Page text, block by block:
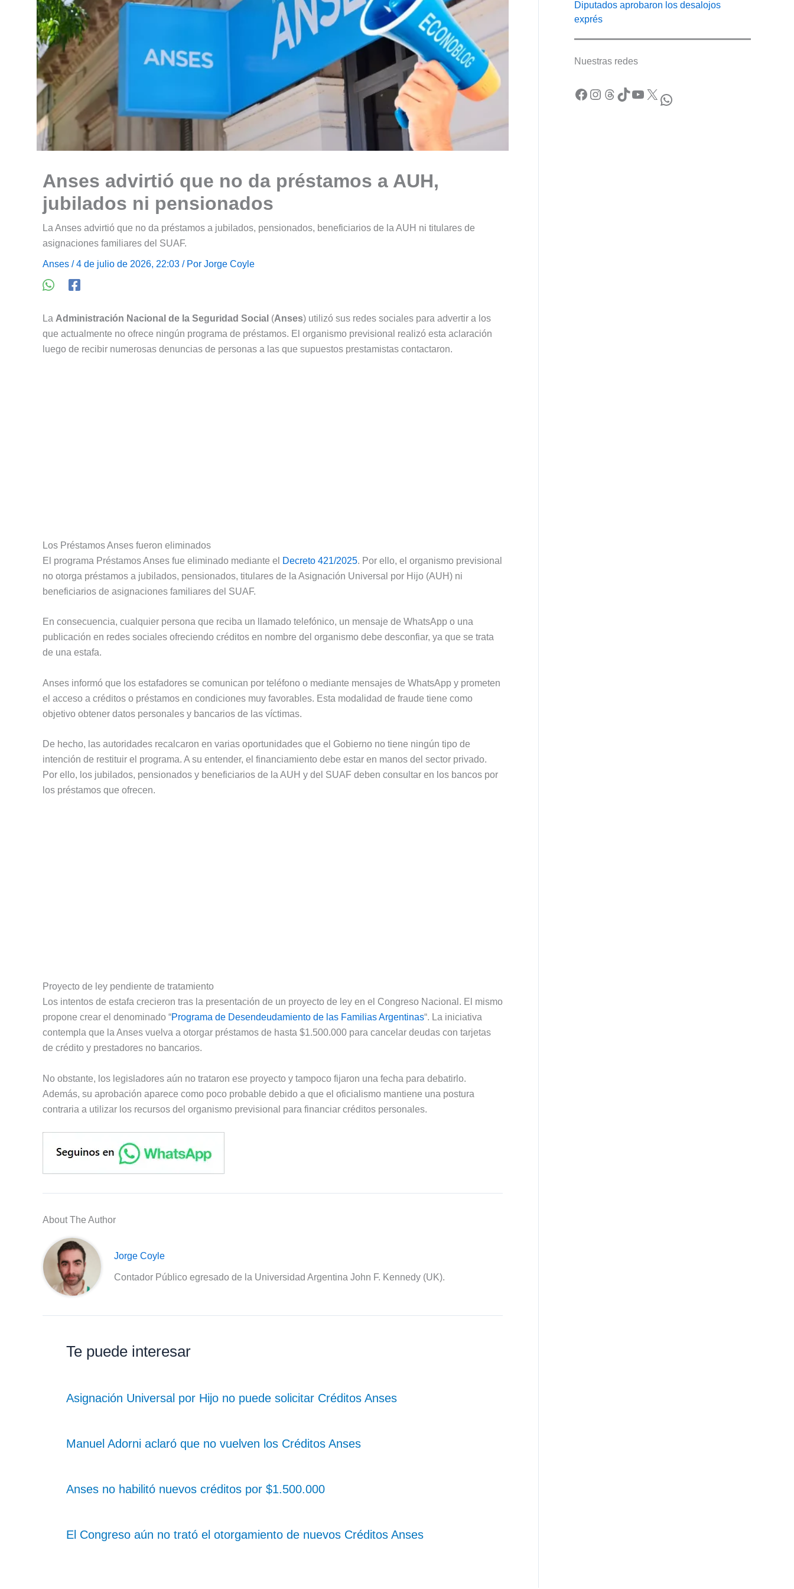
Anses advirtió que no da préstamos a AUH,
jubilados ni pensionados
La Anses advirtió que no da préstamos a jubilados, pensionados, beneficiarios de la AUH ni titulares de
asignaciones familiares del SUAF.
Anses / 4 de julio de 2026, 22:03 / Por Jorge Coyle
La Administración Nacional de la Seguridad Social (Anses) utilizó sus redes sociales para advertir a los
que actualmente no ofrece ningún programa de préstamos. El organismo previsional realizó esta aclaración
luego de recibir numerosas denuncias de personas a las que supuestos prestamistas contactaron.
Los Préstamos Anses fueron eliminados
El programa Préstamos Anses fue eliminado mediante el
Decreto 421/2025. Por ello, el organismo previsional
no otorga préstamos a jubilados, pensionados, titulares de la Asignación Universal por Hijo (AUH) ni
beneficiarios de asignaciones familiares del SUAF.
En consecuencia, cualquier persona que reciba un llamado telefónico, un mensaje de WhatsApp o una
publicación en redes sociales ofreciendo créditos en nombre del organismo debe desconfiar, ya que se trata
de una estafa.
Anses informó que los estafadores se comunican por teléfono o mediante mensajes de WhatsApp y prometen
el acceso a créditos o préstamos en condiciones muy favorables. Esta modalidad de fraude tiene como
objetivo obtener datos personales y bancarios de las víctimas.
De hecho, las autoridades recalcaron en varias oportunidades que el Gobierno no tiene ningún tipo de
intención de restituir el programa. A su entender, el financiamiento debe estar en manos del sector privado.
Por ello, los jubilados, pensionados y beneficiarios de la AUH y del SUAF deben consultar en los bancos por
los préstamos que ofrecen.
Proyecto de ley pendiente de tratamiento
Los intentos de estafa crecieron tras la presentación de un proyecto de ley en el Congreso Nacional. El mismo
propone crear el denominado “Programa de Desendeudamiento de las Familias Argentinas“. La iniciativa
contempla que la Anses vuelva a otorgar préstamos de hasta $1.500.000 para cancelar deudas con tarjetas
de crédito y prestadores no bancarios.
No obstante, los legisladores aún no trataron ese proyecto y tampoco fijaron una fecha para debatirlo.
Además, su aprobación aparece como poco probable debido a que el oficialismo mantiene una postura
contraria a utilizar los recursos del organismo previsional para financiar créditos personales.
About The Author
Jorge Coyle
Contador Público egresado de la Universidad Argentina John F. Kennedy (UK).
Te puede interesar
Asignación Universal por Hijo no puede solicitar Créditos Anses
Manuel Adorni aclaró que no vuelven los Créditos Anses
Anses no habilitó nuevos créditos por $1.500.000
El Congreso aún no trató el otorgamiento de nuevos Créditos Anses
Diputados aprobaron los desalojos
exprés
Nuestras redes
Facebook Instagram Threads TikTok YouTube X WhatsApp